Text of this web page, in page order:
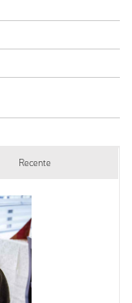
Recente